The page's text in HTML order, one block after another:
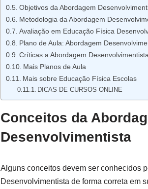
Objetivos da Abordagem
Metodologia da Abordagem
Avaliação em Educação Física
Plano de Aula: Abordagem
Críticas a Abordagem
Mais Planos de Aula
Mais sobre Educação Física Escolas
DICAS DE CURSOS ONLINE
Conceitos da
Desenvolvimentista
Alguns conceitos devem ser conhecidos
Desenvolvimentista de forma correta em